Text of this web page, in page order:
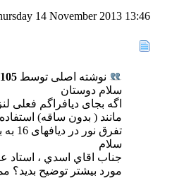
14 November 2013 13:46
نوشته اصلی توسط
سلام دوستان
اگه بجای دیافراگم فعلی
مانند ( بدون ساقه)
تفرق نور در دیافهای 16 به بالا جلو گیری بشه؟
سلام
جناب اقاي اسدي ، استاد
مورد بيشتر توضيح بديد؟